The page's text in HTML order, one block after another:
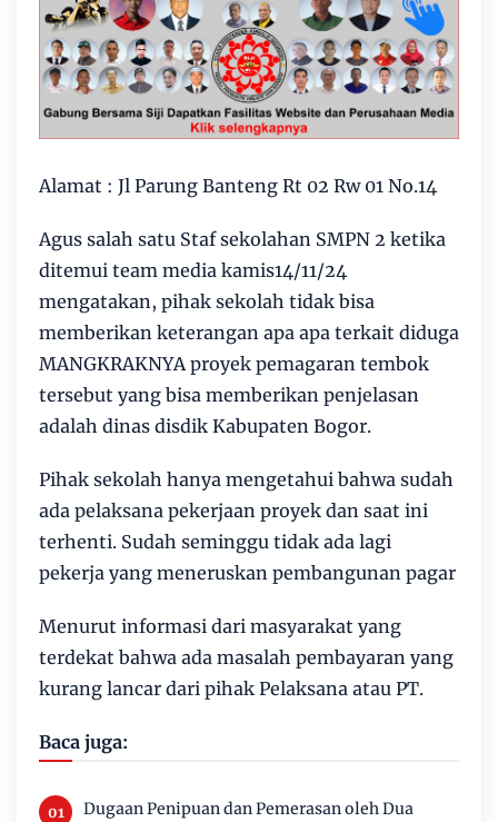
Alamat : Jl Parung Banteng Rt 02 Rw 01 No.14
Agus salah satu Staf sekolahan SMPN 2 ketika
ditemui team media kamis14/11/24
mengatakan, pihak sekolah tidak bisa
memberikan keterangan apa apa terkait diduga
MANGKRAKNYA proyek pemagaran tembok
tersebut yang bisa memberikan penjelasan
adalah dinas disdik Kabupaten Bogor.
Pihak sekolah hanya mengetahui bahwa sudah
ada pelaksana pekerjaan proyek dan saat ini
terhenti. Sudah seminggu tidak ada lagi
pekerja yang meneruskan pembangunan pagar
Menurut informasi dari masyarakat yang
terdekat bahwa ada masalah pembayaran yang
kurang lancar dari pihak Pelaksana atau PT.
Baca juga:
Dugaan Penipuan dan Pemerasan oleh Dua